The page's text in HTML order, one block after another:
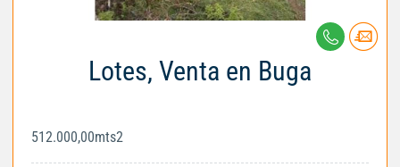
Lotes, Venta en Buga
512.000,00mts2